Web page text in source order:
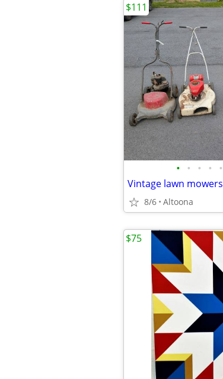
• • • • •
Vintage lawn mowers
8/6 Altoona
$111
$75